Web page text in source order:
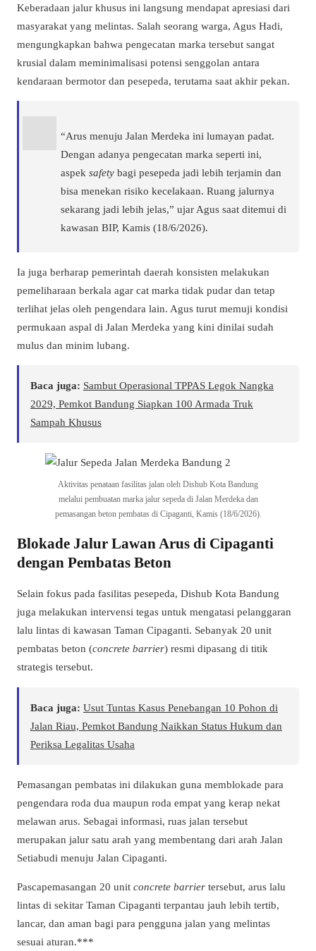
Keberadaan jalur khusus ini langsung mendapat apresiasi dari
masyarakat yang melintas. Salah seorang warga, Agus Hadi,
mengungkapkan bahwa pengecatan marka tersebut sangat
krusial dalam meminimalisasi potensi senggolan antara
kendaraan bermotor dan pesepeda, terutama saat akhir pekan.
“Arus menuju Jalan Merdeka ini lumayan padat.
Dengan adanya pengecatan marka seperti ini,
aspeksafety bagi pesepeda jadi lebih terjamin dan
bisa menekan risiko kecelakaan. Ruang jalurnya
sekarang jadi lebih jelas,” ujar Agus saat ditemui di
kawasan BIP, Kamis (18/6/2026).
Ia juga berharap pemerintah daerah konsisten melakukan
pemeliharaan berkala agar cat marka tidak pudar dan tetap
terlihat jelas oleh pengendara lain. Agus turut memuji kondisi
permukaan aspal di Jalan Merdeka yang kini dinilai sudah
mulus dan minim lubang.
Baca juga: Sambut Operasional TPPAS Legok Nangka
2029, Pemkot Bandung Siapkan 100 Armada Truk
Sampah Khusus
Aktivitas penataan fasilitas jalan oleh Dishub Kota Bandung
melalui pembuatan marka jalur sepeda di Jalan Merdeka dan
pemasangan beton pembatas di Cipaganti, Kamis (18/6/2026).
Blokade Jalur Lawan Arus di Cipaganti
dengan Pembatas Beton
Selain fokus pada fasilitas pesepeda, Dishub Kota Bandung
juga melakukan intervensi tegas untuk mengatasi pelanggaran
lalu lintas di kawasan Taman Cipaganti. Sebanyak 20 unit
pembatas beton (concrete barrier) resmi dipasang di titik
strategis tersebut.
Baca juga: Usut Tuntas Kasus Penebangan 10 Pohon di
Jalan Riau, Pemkot Bandung Naikkan Status Hukum dan
Periksa Legalitas Usaha
Pemasangan pembatas ini dilakukan guna memblokade para
pengendara roda dua maupun roda empat yang kerap nekat
melawan arus. Sebagai informasi, ruas jalan tersebut
merupakan jalur satu arah yang membentang dari arah Jalan
Setiabudi menuju Jalan Cipaganti.
Pascapemasangan 20 unit concrete barrier tersebut, arus lalu
lintas di sekitar Taman Cipaganti terpantau jauh lebih tertib,
lancar, dan aman bagi para pengguna jalan yang melintas
sesuai aturan.***